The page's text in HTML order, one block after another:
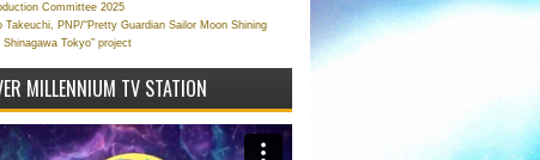
Committee 2025
Takeuchi, PNP/“Pretty Guardian Sailor Moon Shining
Shinagawa Tokyo” project
MILLENNIUM TV STATION